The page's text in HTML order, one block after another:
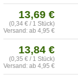
13,69 €
(0,34 € / 1 Stück)
Versand: ab 4,95 €
13,84 €
(0,35 € / 1 Stück)
Versand: ab 4,95 €